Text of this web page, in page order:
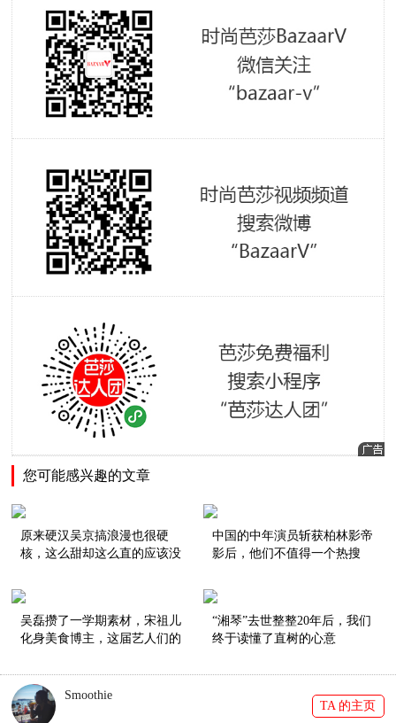
您可能感兴趣的文章
原来硬汉吴京搞浪漫也很硬
核，这么甜却这么直的应该没
中国的中年演员斩获柏林影帝
影后，他们不值得一个热搜
吴磊攒了一学期素材，宋祖儿
化身美食博主，这届艺人们的
“湘琴”去世整整20年后，我们
终于读懂了直树的心意
Smoothie
TA 的主页